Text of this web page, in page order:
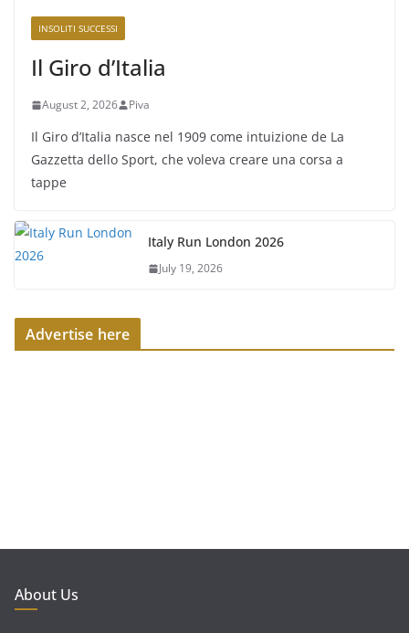
INSOLITI SUCCESSI
Il Giro d’Italia
August 2, 2026 Piva
Il Giro d’Italia nasce nel 1909 come intuizione de La
Gazzetta dello Sport, che voleva creare una corsa a
tappe
Italy Run London 2026
July 19, 2026
Advertise here
About Us